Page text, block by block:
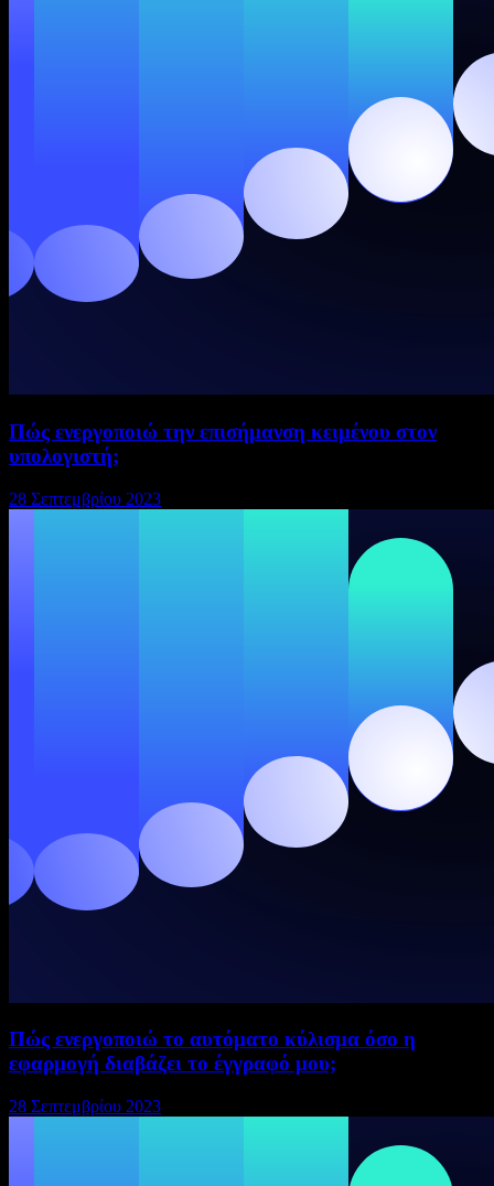
Πώς ενεργοποιώ την επισήμανση κειμένου στον
υπολογιστή;
28 Σεπτεμβρίου 2023
Πώς ενεργοποιώ το αυτόματο κύλισμα όσο η
εφαρμογή διαβάζει το έγγραφό μου;
28 Σεπτεμβρίου 2023